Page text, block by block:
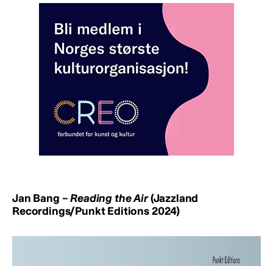
Jan Bang –Reading the Air(Jazzland
Recordings/Punkt Editions 2024)